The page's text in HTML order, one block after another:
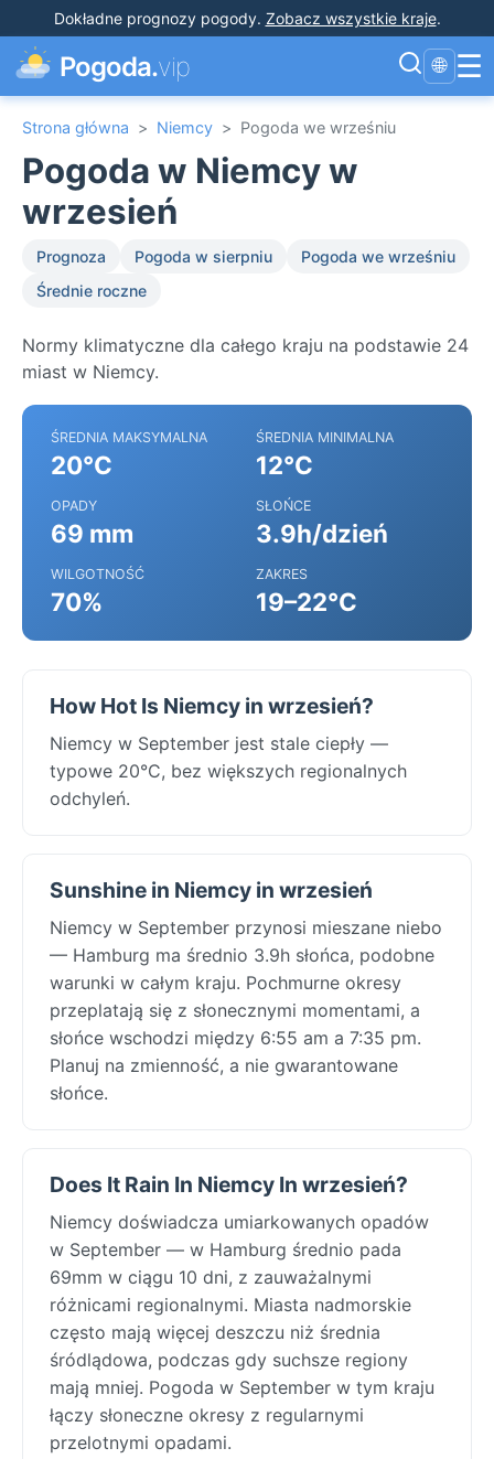
Dokładne prognozy pogody. Zobacz wszystkie kraje.
Pogoda.vip 🌐 ☰
Strona główna > Niemcy > Pogoda we wrześniu
Pogoda w Niemcy w
wrzesień
Prognoza Pogoda w sierpniu
Pogoda we wrześniu
Średnie roczne
Normy klimatyczne dla całego kraju na podstawie 24
miast w Niemcy.
ŚREDNIA MAKSYMALNA
20°C
ŚREDNIA MINIMALNA
12°C
OPADY
69 mm
SŁOŃCE
3.9h/dzień
WILGOTNOŚĆ
70%
ZAKRES
19–22°C
How Hot Is Niemcy in wrzesień?
Niemcy w September jest stale ciepły —
typowe 20°C, bez większych regionalnych
odchyleń.
Sunshine in Niemcy in wrzesień
Niemcy w September przynosi mieszane niebo
— Hamburg ma średnio 3.9h słońca, podobne
warunki w całym kraju. Pochmurne okresy
przeplatają się z słonecznymi momentami, a
słońce wschodzi między 6:55 am a 7:35 pm.
Planuj na zmienność, a nie gwarantowane
słońce.
Does It Rain In Niemcy In wrzesień?
Niemcy doświadcza umiarkowanych opadów
w September — w Hamburg średnio pada
69mm w ciągu 10 dni, z zauważalnymi
różnicami regionalnymi. Miasta nadmorskie
często mają więcej deszczu niż średnia
śródlądowa, podczas gdy suchsze regiony
mają mniej. Pogoda w September w tym kraju
łączy słoneczne okresy z regularnymi
przelotnymi opadami.